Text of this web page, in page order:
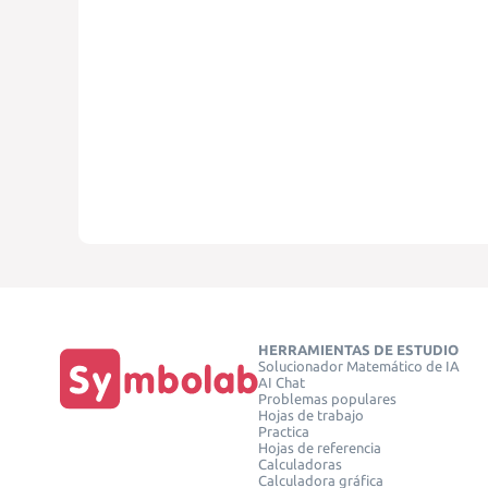
HERRAMIENTAS DE ESTUDIO
Solucionador Matemático de IA
AI Chat
Problemas populares
Hojas de trabajo
Practica
Hojas de referencia
Calculadoras
Calculadora gráfica